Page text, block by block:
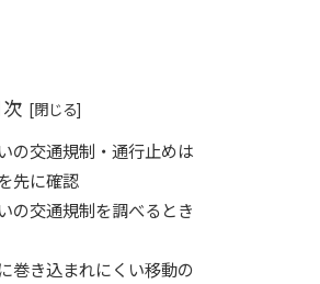
の交通規制・通行止めは
先に確認
の交通規制を調べるとき
巻き込まれにくい移動の